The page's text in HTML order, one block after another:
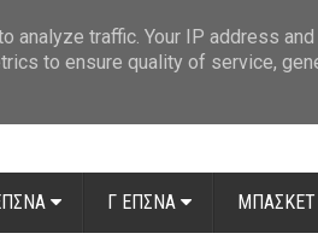
Γ ΕΠΣΝΑ ΜΠΑΣΚΕΤ
traffic. Your IP address
to ensure quality of service,